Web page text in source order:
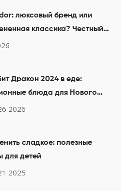
люксовый бренд или
классика? Честный
кухни
Дракон 2024 в еде:
блюда для Нового
2026
сладкое: полезные
для детей
2025